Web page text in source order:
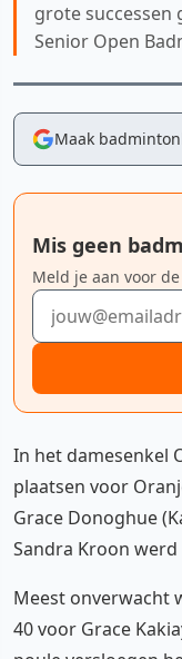
grote successen
Senior Open
Maak
Mis geen
Meld je aan voor
E-mailadres
In het damesenkel
plaatsen voor
Grace Donoghue
Sandra Kroon
Meest onverwacht
40 voor Grace